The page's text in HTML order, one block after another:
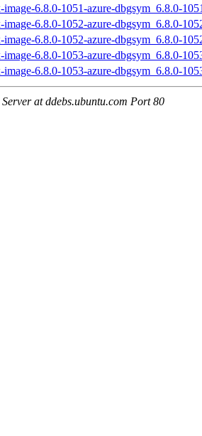
image-6.8.0-1051-azure-dbgsym_6.8.0-
image-6.8.0-1052-azure-dbgsym_6.8.0-
image-6.8.0-1052-azure-dbgsym_6.8.0-
image-6.8.0-1053-azure-dbgsym_6.8.0-
image-6.8.0-1053-azure-dbgsym_6.8.0-
at ddebs.ubuntu.com Port 80